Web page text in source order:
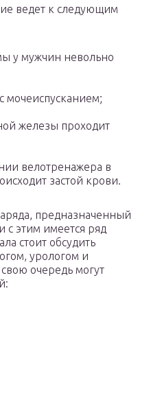
ведет к следующим
у мужчин невольно
мочеиспусканием;
железы проходит
велотренажера в
застой крови.
предназначенный
с этим имеется ряд
стоит обсудить
урологом и
очередь могут